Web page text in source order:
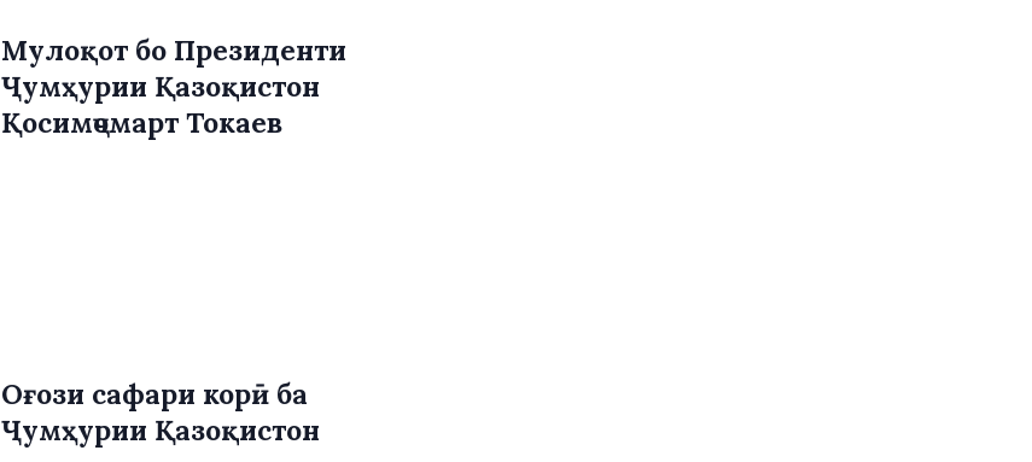
Мулоқот бо Президенти
Ҷумҳурии Қазоқистон
Қосимҷомарт Токаев
Оғози сафари корӣ ба
Ҷумҳурии Қазоқистон